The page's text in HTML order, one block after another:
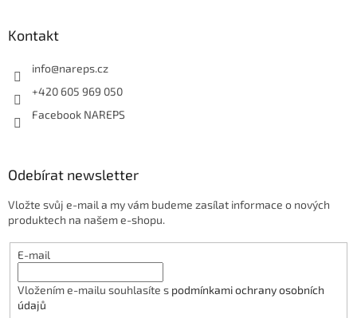
Kontakt
info@nareps.cz
+420 605 969 050
Facebook NAREPS
Odebírat newsletter
Vložte svůj e-mail a my vám budeme zasílat informace o nových
produktech na našem e-shopu.
E-mail
Vložením e-mailu souhlasíte s podmínkami ochrany osobních
údajů